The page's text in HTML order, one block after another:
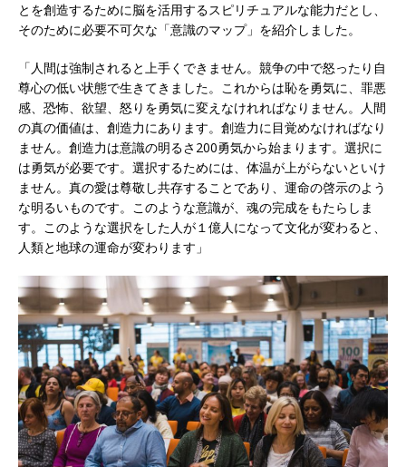
とを創造するために脳を活用するスピリチュアルな能力だとし、
そのために必要不可欠な「意識のマップ」を紹介しました。
「人間は強制されると上手くできません。競争の中で怒ったり自
尊心の低い状態で生きてきました。これからは恥を勇気に、罪悪
感、恐怖、欲望、怒りを勇気に変えなけれればなりません。人間
の真の価値は、創造力にあります。創造力に目覚めなければなり
ません。創造力は意識の明るさ200勇気から始まります。選択に
は勇気が必要です。選択するためには、体温が上がらないといけ
ません。真の愛は尊敬し共存することであり、運命の啓示のよう
な明るいものです。このような意識が、魂の完成をもたらしま
す。このような選択をした人が１億人になって文化が変わると、
人類と地球の運命が変わります」